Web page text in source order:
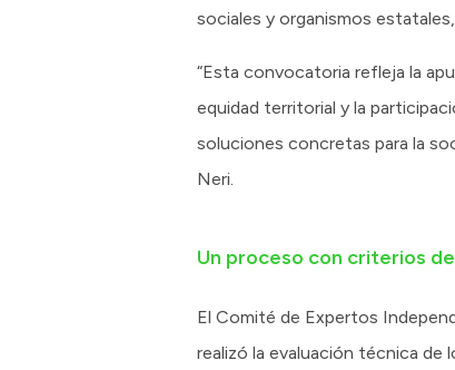
sociales y organismos
“Esta convocatoria refleja la
equidad territorial y la
soluciones concretas para la
Neri.
Un proceso con criterios
El Comité de Expertos
realizó la evaluación técnica